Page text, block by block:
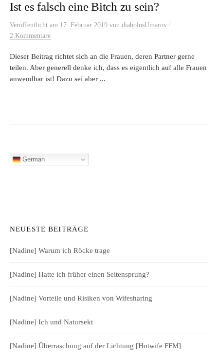
Ist es falsch eine Bitch zu sein?
Veröffentlicht am 17. Februar 2019 von diabolusUmarov /
2 Kommentare
Dieser Beitrag richtet sich an die Frauen, deren Partner gerne
teilen. Aber generell denke ich, dass es eigentlich auf alle Frauen
anwendbar ist! Dazu sei aber ...
German
NEUESTE BEITRÄGE
[Nadine] Warum ich Röcke trage
[Nadine] Hatte ich früher einen Seitensprung?
[Nadine] Vorteile und Risiken von Wifesharing
[Nadine] Ich und Natursekt
[Nadine] Überraschung auf der Lichtung [Hotwife FFM]